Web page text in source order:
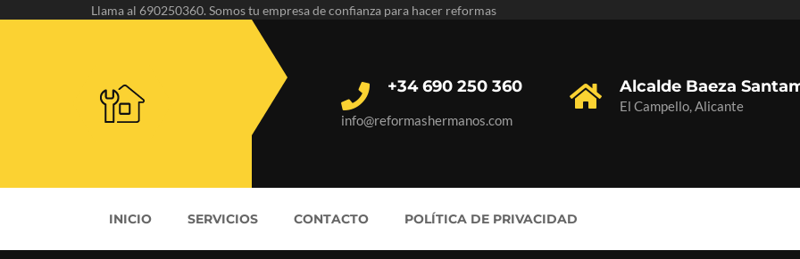
Llama al 690250360. Somos tu empresa de confianza para hacer reformas
+34 690 250 360
info@reformashermanos.com
Alcalde Baeza
El Campello, Alicante
INICIO SERVICIOS CONTACTO POLÍTICA DE PRIVACIDAD